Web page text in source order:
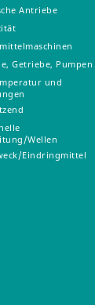
Antriebe
Getriebe, Pumpen
und
Wellen
Eindringmittel